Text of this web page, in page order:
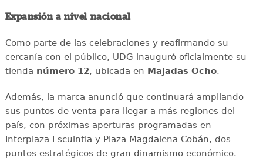
Expansión a nivel nacional
Como parte de las celebraciones y reafirmando su
cercanía con el público, UDG inauguró oficialmente su
tienda número 12, ubicada en Majadas Ocho.
Además, la marca anunció que continuará ampliando
sus puntos de venta para llegar a más regiones del
país, con próximas aperturas programadas en
Interplaza Escuintla y Plaza Magdalena Cobán, dos
puntos estratégicos de gran dinamismo económico.